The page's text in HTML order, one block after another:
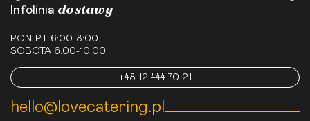
Infolinia dostawy
PON-PT 6:00-8:00
SOBOTA 6:00-10:00
+48 12 444 70 21
hello@lovecatering.pl